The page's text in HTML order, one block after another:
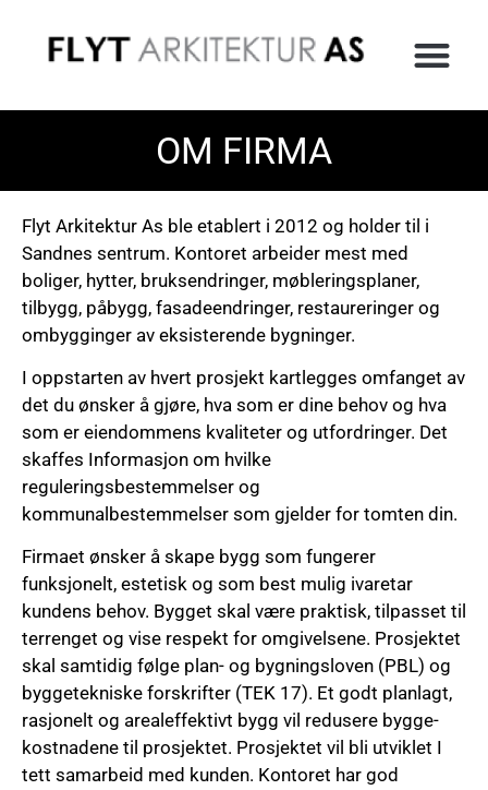
OM FIRMA
Flyt Arkitektur As ble etablert i 2012 og holder til i
Sandnes sentrum. Kontoret arbeider mest med
boliger, hytter, bruksendringer, møbleringsplaner,
tilbygg, påbygg, fasadeendringer, restaureringer og
ombygginger av eksisterende bygninger.
I oppstarten av hvert prosjekt kartlegges omfanget av
det du ønsker å gjøre, hva som er dine behov og hva
som er eiendommens kvaliteter og utfordringer. Det
skaffes Informasjon om hvilke
reguleringsbestemmelser og
kommunalbestemmelser som gjelder for tomten din.
Firmaet ønsker å skape bygg som fungerer
funksjonelt, estetisk og som best mulig ivaretar
kundens behov. Bygget skal være praktisk, tilpasset til
terrenget og vise respekt for omgivelsene. Prosjektet
skal samtidig følge plan- og bygningsloven (PBL) og
byggetekniske forskrifter (TEK 17). Et godt planlagt,
rasjonelt og arealeffektivt bygg vil redusere bygge-
kostnadene til prosjektet. Prosjektet vil bli utviklet I
tett samarbeid med kunden. Kontoret har god